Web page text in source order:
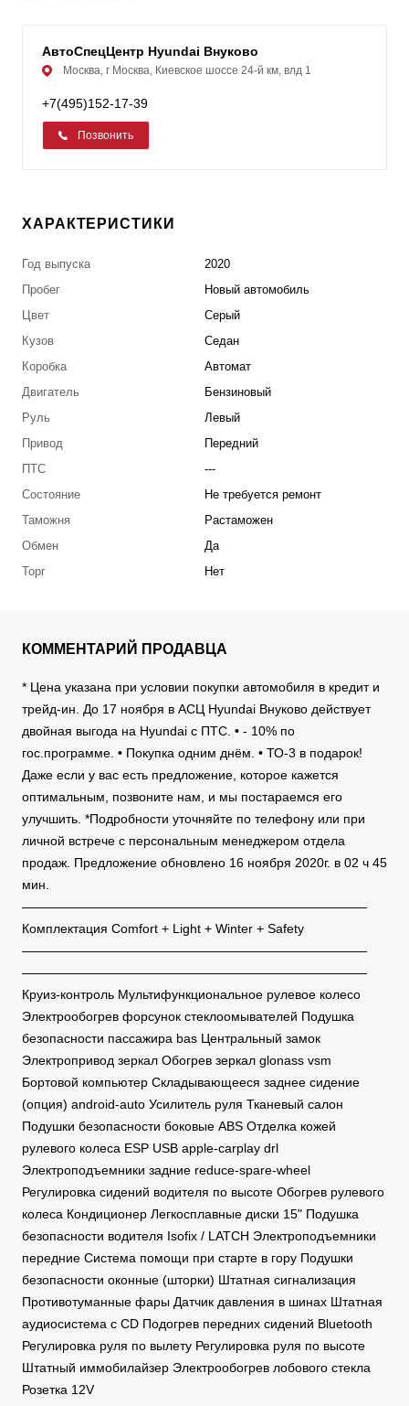
АвтоСпецЦентр Hyundai Внуково
Москва, г Москва, Киевское шоссе 24-й км, влд 1
+7(495)152-17-39
Позвонить
ХАРАКТЕРИСТИКИ
Год выпуска
2020
Пробег
Новый автомобиль
Цвет
Серый
Кузов
Седан
Коробка
Автомат
Двигатель
Бензиновый
Руль
Левый
Привод
Передний
ПТС
---
Состояние
Не требуется ремонт
Таможня
Растаможен
Обмен
Да
Торг
Нет
КОММЕНТАРИЙ ПРОДАВЦА
* Цена указана при условии покупки автомобиля в кредит и
трейд-ин. До 17 ноября в АСЦ Hyundai Внуково действует
двойная выгода на Hyundai с ПТС. • - 10% по
гос.программе. • Покупка одним днём. • ТО-3 в подарок!
Даже если у вас есть предложение, которое кажется
оптимальным, позвоните нам, и мы постараемся его
улучшить. *Подробности уточняйте по телефону или при
личной встрече с персональным менеджером отдела
продаж. Предложение обновлено 16 ноября 2020г. в 02 ч 45
мин.
———————————————————————————
Комплектация Comfort + Light + Winter + Safety
———————————————————————————
———————————————————————————
Круиз-контроль Мультифункциональное рулевое колесо
Электрообогрев форсунок стеклоомывателей Подушка
безопасности пассажира bas Центральный замок
Электропривод зеркал Обогрев зеркал glonass vsm
Бортовой компьютер Складывающееся заднее сидение
(опция) android-auto Усилитель руля Тканевый салон
Подушки безопасности боковые ABS Отделка кожей
рулевого колеса ESP USB apple-carplay drl
Электроподъемники задние reduce-spare-wheel
Регулировка сидений водителя по высоте Обогрев рулевого
колеса Кондиционер Легкосплавные диски 15" Подушка
безопасности водителя Isofix / LATCH Электроподъемники
передние Система помощи при старте в гору Подушки
безопасности оконные (шторки) Штатная сигнализация
Противотуманные фары Датчик давления в шинах Штатная
аудиосистема с CD Подогрев передних сидений Bluetooth
Регулировка руля по вылету Регулировка руля по высоте
Штатный иммобилайзер Электрообогрев лобового стекла
Розетка 12V